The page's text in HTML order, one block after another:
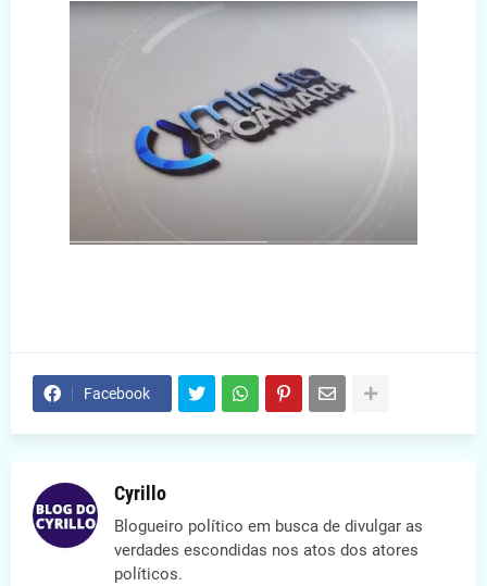
Facebook
Cyrillo
Blogueiro político em busca de divulgar as
verdades escondidas nos atos dos atores
políticos.